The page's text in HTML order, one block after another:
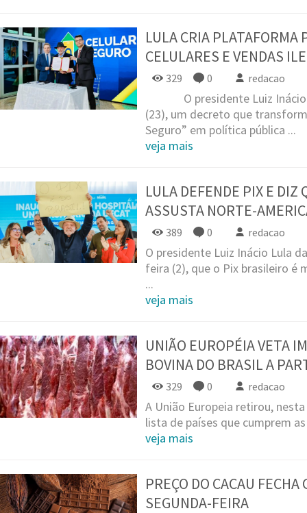
LULA CRIA PLATAFORMA
CELULARES E VENDAS
329 0 redacao
O presidente Luiz Inácio
(23), um decreto que
Seguro” em política pública ...
veja mais
LULA DEFENDE PIX E
ASSUSTA NORTE-
389 0 redacao
O presidente Luiz Inácio Lula
feira (2), que o Pix brasileiro é
...
veja mais
UNIÃO EUROPÉIA VETA
BOVINA DO BRASIL A
329 0 redacao
A União Europeia retirou,
lista de países que cumprem
veja mais
PREÇO DO CACAU
SEGUNDA-FEIRA